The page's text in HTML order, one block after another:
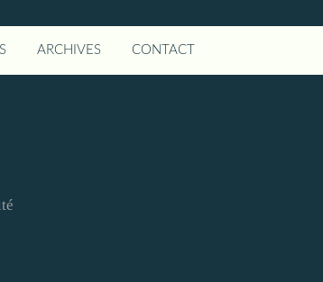
ARCHIVES CONTACT